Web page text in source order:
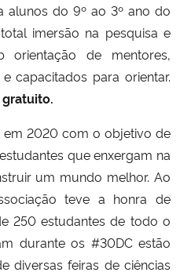
e Comunicações
Humanos
alunos do 9º ao 3º ano do
imersão na pesquisa e
orientação de mentores,
capacitados para orientar.
em 2020 com o objetivo de
que enxergam na
um mundo melhor. Ao
teve a honra de
250 estudantes de todo o
durante os #30DC estão
diversas feiras de ciências